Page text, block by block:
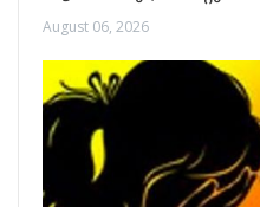
August 06, 2026